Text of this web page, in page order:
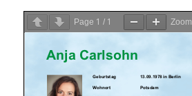
Page 1 / 1 Zoom